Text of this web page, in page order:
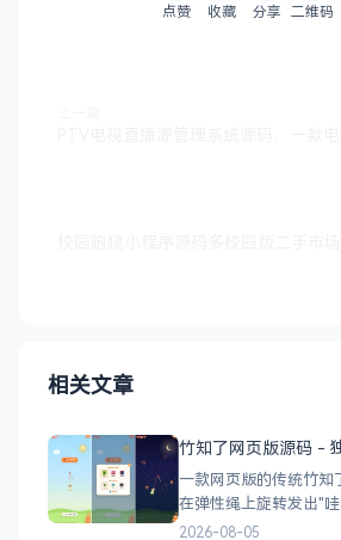
点赞 收藏 分享 二维码
相关文章
竹知了网页版源码 -
一款网页版的传统竹知
在弹性绳上旋转发出"
心功能 网页版运行，无需下载 独立后台管
2026-08-05